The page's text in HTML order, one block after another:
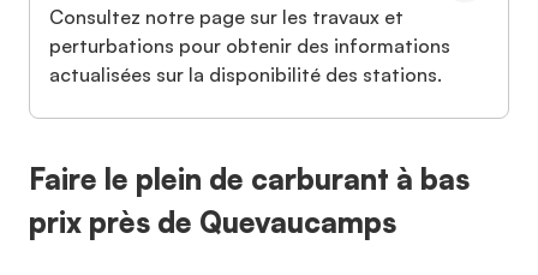
Consultez notre page sur les travaux et
perturbations pour obtenir des informations
actualisées sur la disponibilité des stations.
Faire le plein de carburant à bas
prix près de Quevaucamps